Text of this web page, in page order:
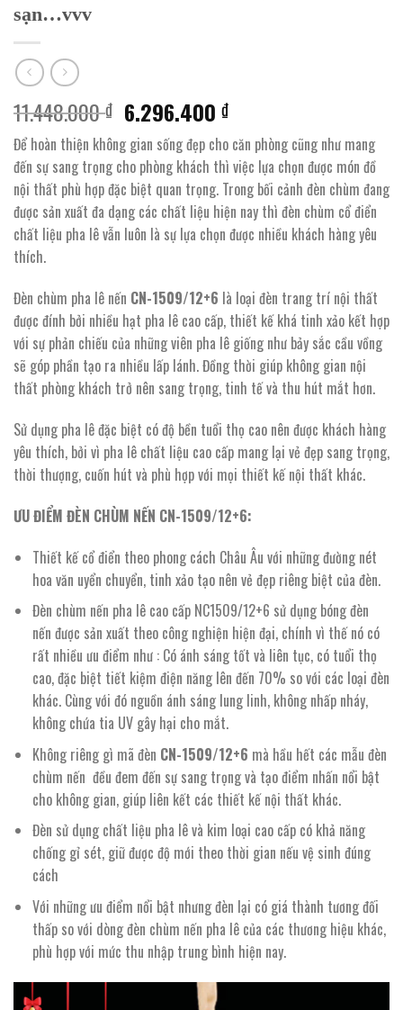
sạn…vvv
11.448.000₫ Giá
gốc
là:
11.448.000 ₫.
6.296.400₫Giá
hiện
tại
là:
6.296.400 ₫.
Để hoàn thiện không gian sống đẹp cho căn phòng cũng như mang
đến sự sang trọng cho phòng khách thì việc lựa chọn được món đồ
nội thất phù hợp đặc biệt quan trọng. Trong bối cảnh đèn chùm đang
được sản xuất đa dạng các chất liệu hiện nay thì đèn chùm cổ điển
chất liệu pha lê vẫn luôn là sự lựa chọn được nhiều khách hàng yêu
thích.
Đèn chùm pha lê nến CN-1509/12+6 là loại đèn trang trí nội thất
được đính bởi nhiều hạt pha lê cao cấp, thiết kế khá tinh xảo kết hợp
với sự phản chiếu của những viên pha lê giống như bảy sắc cầu vồng
sẽ góp phần tạo ra nhiều lấp lánh. Đồng thời giúp không gian nội
thất phòng khách trở nên sang trọng, tinh tế và thu hút mắt hơn.
Sử dụng pha lê đặc biệt có độ bền tuổi thọ cao nên được khách hàng
yêu thích, bởi vì pha lê chất liệu cao cấp mang lại vẻ đẹp sang trọng,
thời thượng, cuốn hút và phù hợp với mọi thiết kế nội thất khác.
ƯU ĐIỂM ĐÈN CHÙM NẾN CN-1509/12+6:
Thiết kế cổ điển theo phong cách Châu Âu với những đường nét
hoa văn uyển chuyển, tinh xảo tạo nên vẻ đẹp riêng biệt của đèn.
Đèn chùm nến pha lê cao cấp NC1509/12+6 sử dụng bóng đèn
nến được sản xuất theo công nghiện hiện đại, chính vì thế nó có
rất nhiều ưu điểm như : Có ánh sáng tốt và liên tục, có tuổi thọ
cao, đặc biệt tiết kiệm điện năng lên đến 70% so với các loại đèn
khác. Cùng với đó nguồn ánh sáng lung linh, không nhấp nháy,
không chứa tia UV gây hại cho mắt.
Không riêng gì mã đèn CN-1509/12+6 mà hầu hết các mẫu đèn
chùm nến đều đem đến sự sang trọng và tạo điểm nhấn nổi bật
cho không gian, giúp liên kết các thiết kế nội thất khác.
Đèn sử dụng chất liệu pha lê và kim loại cao cấp có khả năng
chống gỉ sét, giữ được độ mới theo thời gian nếu vệ sinh đúng
cách
Với những ưu điểm nổi bật nhưng đèn lại có giá thành tương đối
thấp so với dòng đèn chùm nến pha lê của các thương hiệu khác,
phù hợp với mức thu nhập trung bình hiện nay.